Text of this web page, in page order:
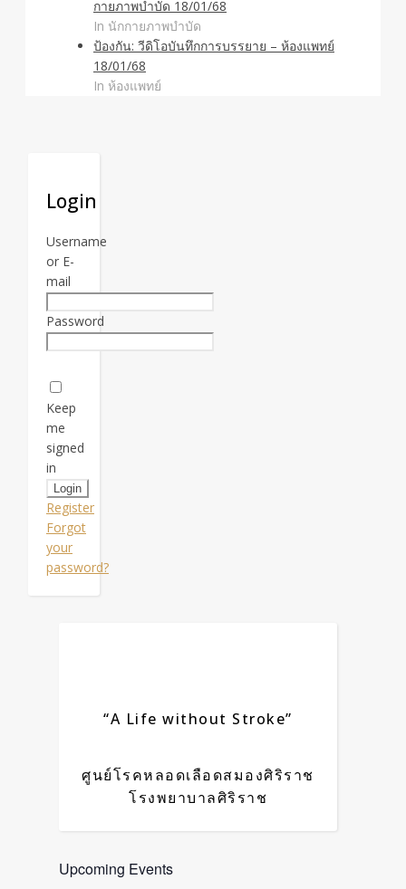
กายภาพบำบัด 18/01/68
In นักกายภาพบำบัด
ป้องกัน: วีดิโอบันทึกการบรรยาย – ห้องแพทย์
18/01/68
In ห้องแพทย์
Login
Username
or E-
mail
Password
Keep
me
signed
in
Register
Forgot
your
password?
“A Life without Stroke”
ศูนย์โรคหลอดเลือดสมองศิริราช
โรงพยาบาลศิริราช
Upcoming Events